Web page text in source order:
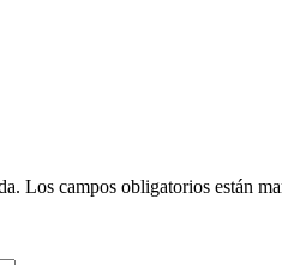
Los campos obligatorios están